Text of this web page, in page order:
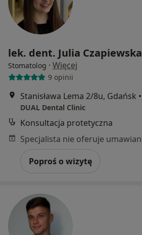
lek. dent. Julia Czapiewska
Stomatolog · Więcej
9 opinii
Stanisława Lema 2/8u, Gdańsk •
DUAL Dental Clinic
Konsultacja protetyczna
Poproś o wizytę